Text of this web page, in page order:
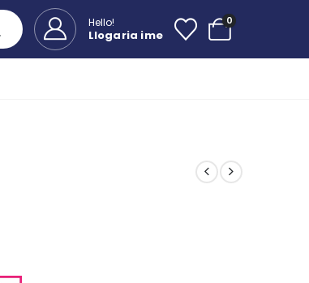
Hello!
Llogaria ime
0